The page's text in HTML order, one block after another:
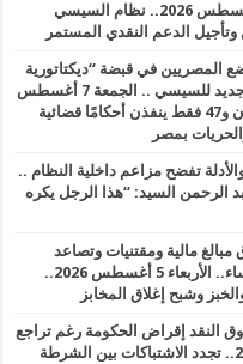
والسياسية والتحديات الداخلية .. السبت 8 أغسطس 2026.. نظام السيسي
الدعم النقدي المستمر
المصريين في قبضة “ديكتاتورية
عسكرية” عبد الرحمن السيد صداع سياسي جديد للسيسي .. الجمعة 7 أغسطس
2026.. 1090 معتقلة بسجن العاشر من رمضان و47 فقط ينفذن أحكامًا قضائية
بمصر
والأدلة تفضح مزاعم داخلية النظام ..
يهاجم عبد الرحمن السيد: “هذا الرجل يكره
مالية ومقتنيات وتصاعد
الانتهاكات ضد المعتقلات في سجن العاشر نساء.. الأربعاء 5 أغسطس 2026..
وشبح إغلاق المخابز
النقد إقراض الحكومة رغم تراجع
مؤشرات الاقتصاد؟.. الثلاثاء 4 أغسطس 2026.. تجدد الاشتباكات بين الشرطة